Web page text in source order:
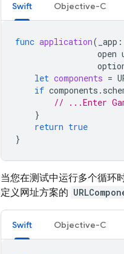
Swift Objective-C
func application( _app :
open
let components =
if components .
// ...Enter
}
return true
}
当您在测试中运行多个循环
定义网址方案的
Swift Objective-C